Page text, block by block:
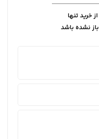
خرید تنها
نشده باشد